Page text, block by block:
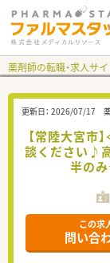
薬剤師の転職・求人サ
更新日： 2026/07/17
【常陸大宮市
談ください♪
半の
この求
問い合